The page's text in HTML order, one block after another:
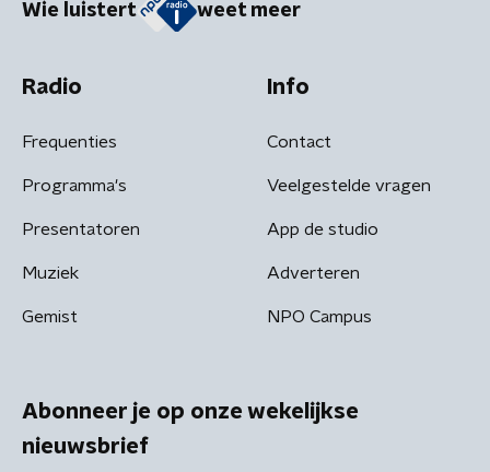
Wie luistert weet meer
Radio
Frequenties
Programma's
Presentatoren
Muziek
Gemist
Info
Contact
Veelgestelde vragen
App de studio
Adverteren
NPO Campus
Abonneer je op onze wekelijkse
nieuwsbrief